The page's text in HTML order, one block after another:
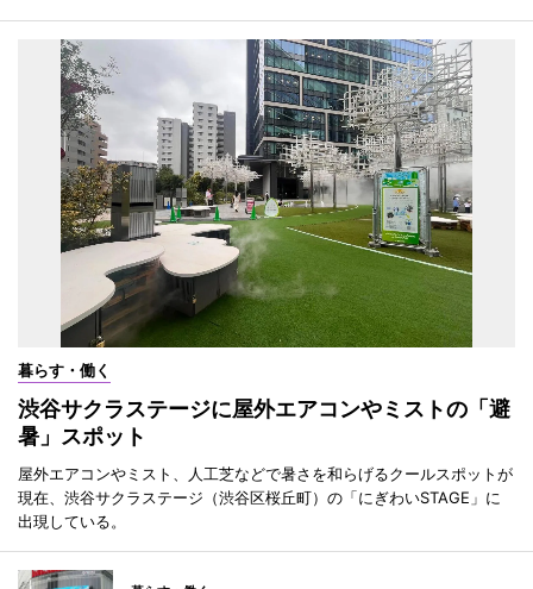
暮らす・働く
渋谷サクラステージに屋外エアコンやミストの「避
暑」スポット
屋外エアコンやミスト、人工芝などで暑さを和らげるクールスポットが
現在、渋谷サクラステージ（渋谷区桜丘町）の「にぎわいSTAGE」に
出現している。